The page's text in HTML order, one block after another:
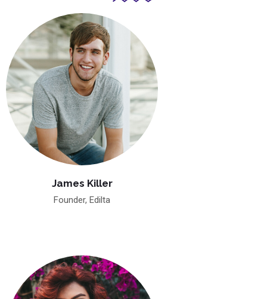
James Killer
Founder, Edilta